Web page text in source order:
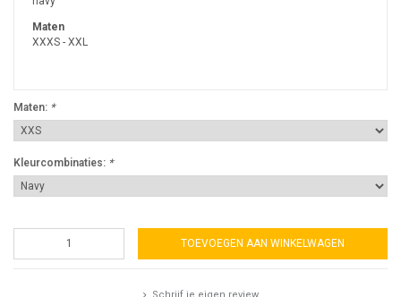
Maten
XXXS - XXL
Maten: *
Kleurcombinaties: *
TOEVOEGEN AAN WINKELWAGEN